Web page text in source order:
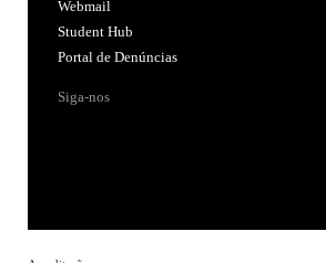
Webmail
Student Hub
Portal de Denúncias
Siga-nos